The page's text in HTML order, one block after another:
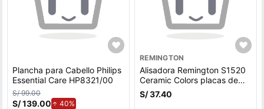
Plancha para Cabello Philips
Essential Care HP8321/00
S/ 99.00
S/ 139.00 40%
REMINGTON
Alisadora Remington S1520
Ceramic Colors placas de
cerámica, 205°C, cable 1.8
m, giratorio 180°, turquesa
S/ 37.40